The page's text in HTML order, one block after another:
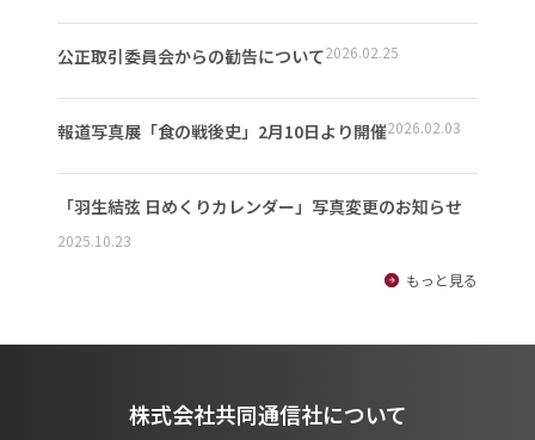
公正取引委員会からの勧告について2026.02.25
報道写真展「食の戦後史」2月10日より開催2026.02.03
「羽生結弦 日めくりカレンダー」写真変更のお知らせ
2025.10.23
もっと見る
株式会社共同通信社について